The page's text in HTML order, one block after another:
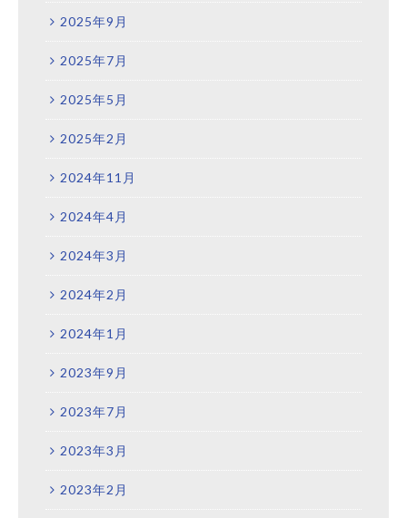
2025年9月
2025年7月
2025年5月
2025年2月
2024年11月
2024年4月
2024年3月
2024年2月
2024年1月
2023年9月
2023年7月
2023年3月
2023年2月